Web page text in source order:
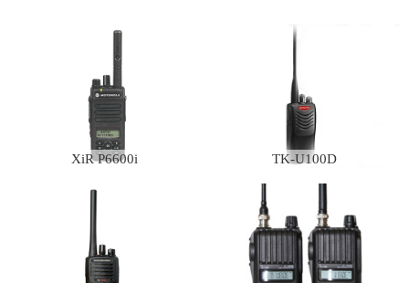
XiR P6600i TK-U100D